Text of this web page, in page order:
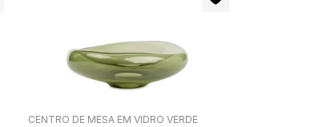
CENTRO DE MESA EM VIDRO VERDE